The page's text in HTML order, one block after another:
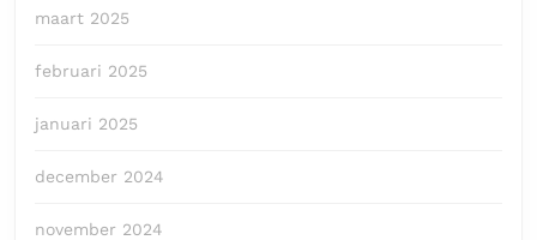
maart 2025
februari 2025
januari 2025
december 2024
november 2024